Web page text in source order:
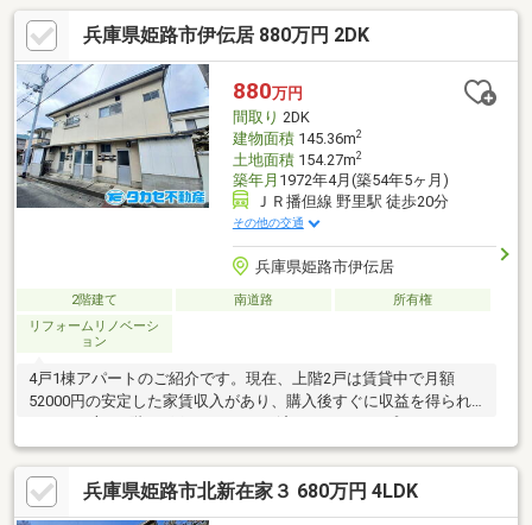
ド店舗として最も重要な「入りやすさ」を確保しています。土地
のポテンシャル（容積率300％）近隣商業地域につき、将来的な
建て替えや高度利用にも適した資産価値の高い土地です。※上物
建物情報種類：店舗・作業場 構造：鉄筋コンクリート・木造亜
鉛メッキ銅板葺2階建 床面積：1階 84.83㎡、2階 84.83㎡ 建
築年：昭和35年9月1日
兵庫県姫路市伊伝居 880万円 2DK
880万円
間取り 2DK
建物面積145.36m2
土地面積154.27m2
築年月 1972年4月(築54年5ヶ月)
ＪＲ播但線 野里駅 徒歩20分
その他の交通
兵庫県姫路市伊伝居
2階建て 南道路
所有権
リフォームリノベーシ
ョン
4戸1棟アパートのご紹介です。現在、上階2戸は賃貸中で月額
52000円の安定した家賃収入があり、購入後すぐに収益を得られ
り、そのまま賃貸募集を行うことはもちろん、法人様の社宅や社
員寮として活用するなど、多様な運用が可能です。収益物件とし
て資産運用を始めたい方はもちろん、自社利用を兼ねた不動産を
お探しの法人様にもおすすめ。空室部分を活用しながら将来的な
兵庫県姫路市北新在家３ 680万円 4LDK